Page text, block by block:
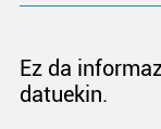
Ez da
datuekin.